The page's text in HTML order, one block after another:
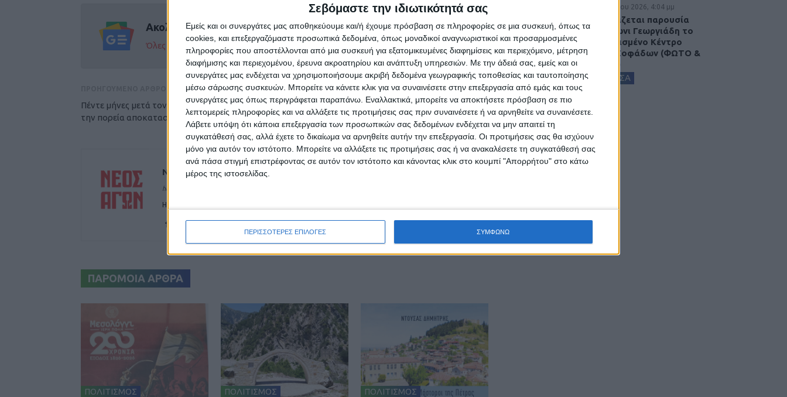
Σεβόμαστε την ιδιωτικότητά σας
Εμείς και οι συνεργάτες μας αποθηκεύουμε και/ή έχουμε πρόσβαση σε πληροφορίες σε μια συσκευή, όπως τα
cookies, και επεξεργαζόμαστε προσωπικά δεδομένα, όπως μοναδικοί αναγνωριστικοί και προσαρμοσμένες
πληροφορίες που αποστέλλονται από μια συσκευή για εξατομικευμένες διαφημίσεις και περιεχόμενο, μέτρηση
διαφήμισης και περιεχομένου, έρευνα ακροατηρίου και ανάπτυξη υπηρεσιών. Με την άδειά σας, εμείς και οι
συνεργάτες μας ενδέχεται να χρησιμοποιήσουμε ακριβή δεδομένα γεωγραφικής τοποθεσίας και ταυτοποίησης
μέσω σάρωσης συσκευών. Μπορείτε να κάνετε κλικ για να συναινέσετε στην επεξεργασία από εμάς και τους
συνεργάτες μας όπως περιγράφεται παραπάνω. Εναλλακτικά, μπορείτε να αποκτήσετε πρόσβαση σε πιο
λεπτομερείς πληροφορίες και να αλλάξετε τις προτιμήσεις σας πριν συναινέσετε ή να αρνηθείτε να συναινέσετε.
Λάβετε υπόψη ότι κάποια επεξεργασία των προσωπικών σας δεδομένων ενδέχεται να μην απαιτεί τη
συγκατάθεσή σας, αλλά έχετε το δικαίωμα να αρνηθείτε αυτήν την επεξεργασία. Οι προτιμήσεις σας θα ισχύουν
μόνο για αυτόν τον ιστότοπο. Μπορείτε να αλλάξετε τις προτιμήσεις σας ή να ανακαλέσετε τη συγκατάθεσή σας
ανά πάσα στιγμή επιστρέφοντας σε αυτόν τον ιστότοπο και κάνοντας κλικ στο κουμπί "Απορρήτου" στο κάτω
μέρος της ιστοσελίδας.
ΠΕΡΙΣΣΟΤΕΡΕΣ ΕΠΙΛΟΓΕΣ ΣΥΜΦΩΝΩ
Ακολούθησε την εφημερίδα ΝΕΟΣ ΑΓΩΝ στο Google News!
Όλες οι εξελίξεις στην περιοχή της Καρδίτσας και ευρύτερα της Θεσσαλίας
Πέντε μήνες μετά τον Ντάνιελ, πώς σχολιάζετε
την πορεία αποκαταστάσεων;
ΕΠΟΜΕΝΟ ΑΡΘΡΟ
Οχταετή μισθώματα γης, δίπλωμα τρακτέρ και
αγορά χωραφιών δίνουν βαθμούς
ΝΕΟΣ ΑΓΩΝ
https://neosagon.gr
Η Αρχαιότερη Καθημερινή Πρωινή Εφημερίδα της Καρδίτσας
ΠΑΡΟΜΟΙΑ ΑΡΘΡΑ
ΠΟΛΙΤΙΣΜΟΣ
ΠΟΛΙΤΙΣΜΟΣ
ΠΟΛΙΤΙΣΜΟΣ
5 Αυγούστου 2026, 4:04 μμ
Εγκαινιάζεται παρουσία
του Άδωνι Γεωργιάδη το
ανακαινισμένο Κέντρο
Υγείας Σοφάδων (ΦΩΤΟ &
ΚΑΡΔΙΤΣΑ